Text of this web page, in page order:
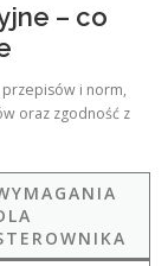
– co
i norm,
oraz zgodność z